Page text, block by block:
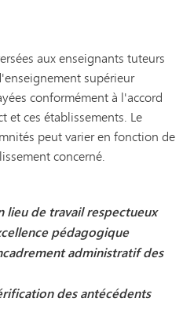
aux enseignants tuteurs
supérieur
conformément à l'accord
et ces établissements. Le
peut varier en fonction de
concerné.
lieu de travail respectueux
pédagogique
administratif des
des antécédents